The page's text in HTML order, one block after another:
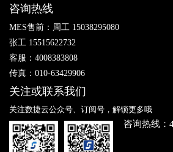
咨询热线
MES售前：周工 15038295080
张工 15515622732
客服：4008383808
传真：010-63429906
关注或联系我们
关注数捷云公众号、订阅号，解锁更多哦
咨询热线：